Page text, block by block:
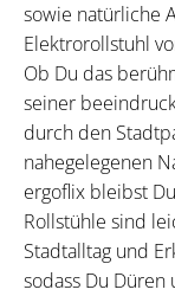
sowie natürliche
Elektrorollstuhl
Ob Du das
seiner
durch den
nahegelegenen
ergoflix bleibst
Rollstühle sind
Stadtalltag und
sodass Du